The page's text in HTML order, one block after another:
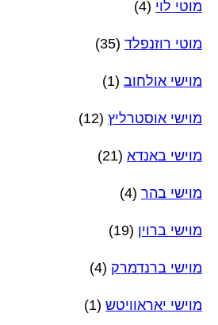
מוטי לוי (4)
מוטי רוזנפלד (35)
מוישי אולחוב (1)
מוישי אוסטרליץ (12)
מוישי באנדא (21)
מוישי בהר (4)
מוישי ברוין (19)
מוישי ברנדמרק (4)
מוישי יאראוויטש (1)